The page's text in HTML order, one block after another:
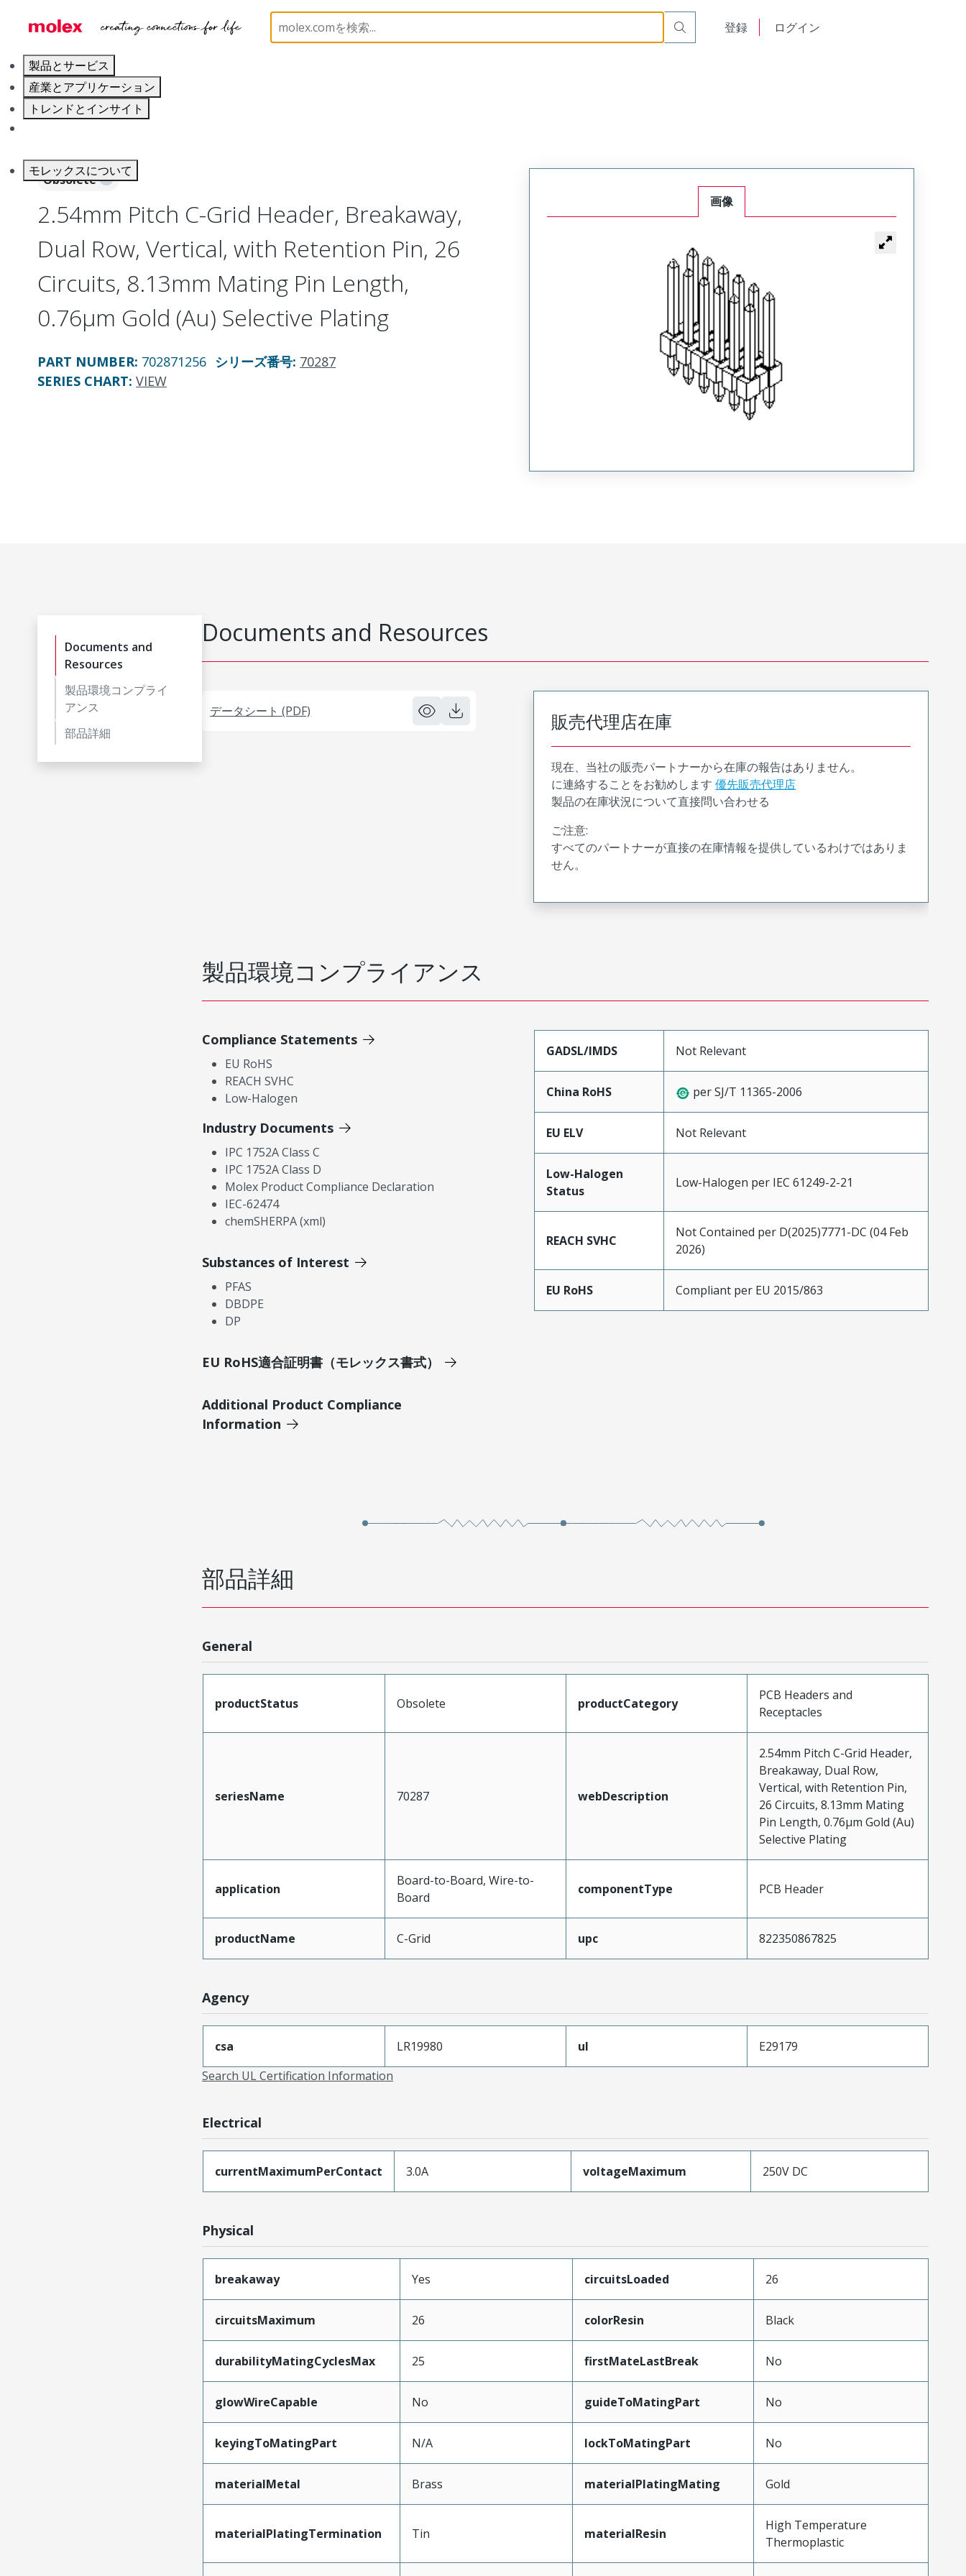
登録 ログイン
製品とサービス
産業とアプリケーション
トレンドとインサイト
モレックスについて
PCB / Wire Connectors PCB Headers and Receptacles 70287 702871256
Obsolete
2.54mm Pitch C-Grid Header, Breakaway,
Dual Row, Vertical, with Retention Pin, 26
Circuits, 8.13mm Mating Pin Length,
0.76µm Gold (Au) Selective Plating
PART NUMBER: 702871256 シリーズ番号: 70287
SERIES CHART: VIEW
画像
Documents and
Resources
製品環境コンプライ
アンス
部品詳細
Documents and Resources
データシート (PDF) 販売代理店在庫
現在、当社の販売パートナーから在庫の報告はありません。
に連絡することをお勧めします 優先販売代理店
製品の在庫状況について直接問い合わせる
ご注意:
すべてのパートナーが直接の在庫情報を提供しているわけではありま
せん。
製品環境コンプライアンス
Compliance Statements
EU RoHS
REACH SVHC
Low-Halogen
Industry Documents
IPC 1752A Class C
IPC 1752A Class D
Molex Product Compliance Declaration
IEC-62474
chemSHERPA (xml)
Substances of Interest
PFAS
DBDPE
DP
EU RoHS適合証明書（モレックス書式）
Additional Product Compliance
Information
GADSL/IMDS Not Relevant
China RoHS per SJ/T 11365-2006
EU ELV Not Relevant
Low-Halogen
Status
Low-Halogen per IEC 61249-2-21
REACH SVHC
Not Contained per D(2025)7771-DC (04 Feb
2026)
EU RoHS Compliant per EU 2015/863
部品詳細
General
productStatus Obsolete productCategory
PCB Headers and
Receptacles
seriesName 70287 webDescription
2.54mm Pitch C-Grid Header,
Breakaway, Dual Row,
Vertical, with Retention Pin,
26 Circuits, 8.13mm Mating
Pin Length, 0.76µm Gold (Au)
Selective Plating
application
Board-to-Board, Wire-to-
Board
componentType PCB Header
productName C-Grid upc 822350867825
Agency
csa LR19980 ul
E29179
Search UL Certification Information
Electrical
currentMaximumPerContact 3.0A voltageMaximum 250V DC
Physical
breakaway Yes circuitsLoaded 26
circuitsMaximum 26 colorResin Black
durabilityMatingCyclesMax 25 firstMateLastBreak No
glowWireCapable No guideToMatingPart No
keyingToMatingPart N/A lockToMatingPart No
materialMetal Brass materialPlatingMating Gold
materialPlatingTermination Tin materialResin
High Temperature
Thermoplastic